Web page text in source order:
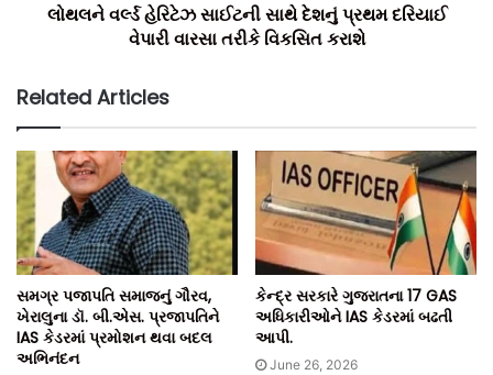
લોથલને વર્લ્ડ હેરિટેઝ સાઈટની સાથે દેશનું પ્રથમ દરિયાઈ
વેપારી વારસા તરીકે વિકસિત કરાશે
Related Articles
સમગ્ર પજાપતિ સમાજનું ગૌરવ,
ખેરાલુના ડૉ. બી.એસ. પ્રજાપતિને
IAS કેડરમાં પ્રમોશન થવા બદલ
અભિનંદન
કેન્દ્ર સરકારે ગુજરાતના 17 GAS
અધિકારીઓને IAS કેડરમાં બઢતી
આપી.
June 26, 2026